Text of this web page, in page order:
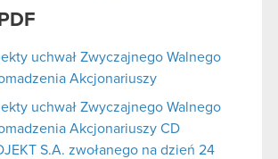
uchwał Zwyczajnego Walnego
Akcjonariuszy
uchwał Zwyczajnego Walnego
Akcjonariuszy CD
S.A. zwołanego na dzień 24